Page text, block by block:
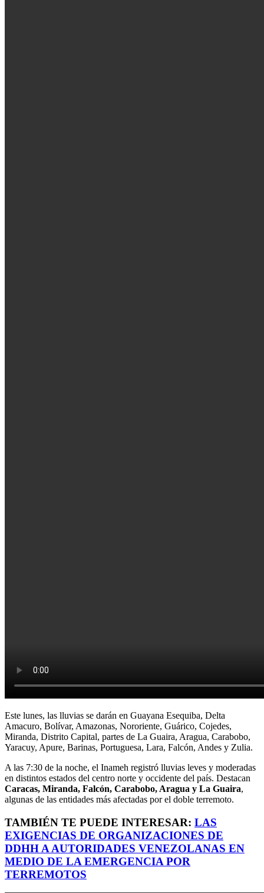
Este lunes, las lluvias se darán en Guayana Esequiba, Delta
Amacuro, Bolívar, Amazonas, Nororiente, Guárico, Cojedes,
Miranda, Distrito Capital, partes de La Guaira, Aragua, Carabobo,
Yaracuy, Apure, Barinas, Portuguesa, Lara, Falcón, Andes y Zulia.
A las 7:30 de la noche, el Inameh registró lluvias leves y moderadas
en distintos estados del centro norte y occidente del país. Destacan
Caracas, Miranda, Falcón, Carabobo, Aragua y La Guaira,
algunas de las entidades más afectadas por el doble terremoto.
TAMBIÉN TE PUEDE INTERESAR: LAS
EXIGENCIAS DE ORGANIZACIONES DE
DDHH A AUTORIDADES VENEZOLANAS EN
MEDIO DE LA EMERGENCIA POR
TERREMOTOS